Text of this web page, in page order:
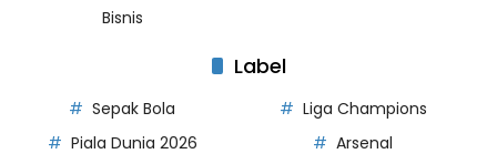
Bisnis
Label
Sepak Bola
Liga Champions
Piala Dunia 2026
Arsenal